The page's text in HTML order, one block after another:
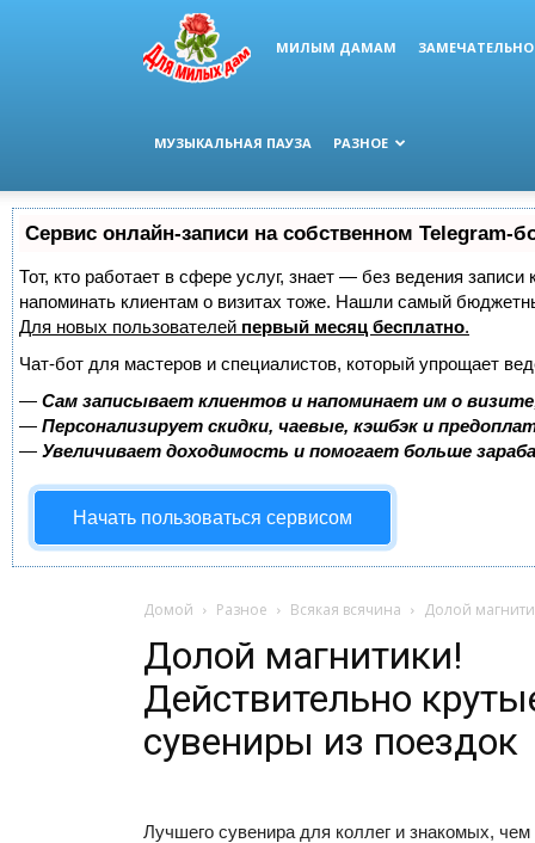
МИЛЫМ ДАМАМ
МУЗЫКАЛЬНАЯ ПАУЗА РАЗНОЕ
Сервис онлайн-записи на собственном Telegram-
Тот, кто работает в сфере услуг, знает — без ведения
напоминать клиентам о визитах тоже. Нашли самый
Для новых пользователей первый месяц бесплатно.
Чат-бот для мастеров и специалистов, который упрощает
— Сам записывает клиентов и напоминает им о
— Персонализирует скидки, чаевые, кэшбэк и
— Увеличивает доходимость и помогает больше
Начать пользоваться сервисом
Домой Разное Всякая всячина Долой
Долой магнитики!
Действительно
сувениры из поездок
Лучшего сувенира для коллег и знакомых, чем